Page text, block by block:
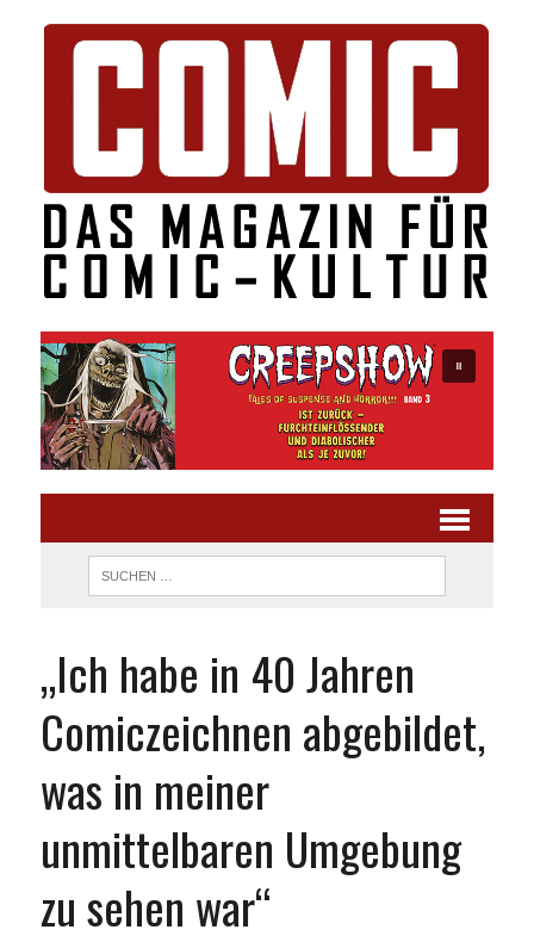
„Ich habe in 40 Jahren
Comiczeichnen abgebildet,
was in meiner
unmittelbaren Umgebung
zu sehen war“